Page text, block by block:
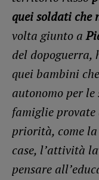
quei soldati che
volta giunto a
del
quei bambini
autonomo per
famiglie
priorità, come
case, l’attività
pensare